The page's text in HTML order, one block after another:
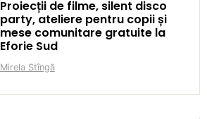
Proiecții de filme, silent disco
party, ateliere pentru copii și
mese comunitare gratuite la
Eforie Sud
Mirela Stîngă